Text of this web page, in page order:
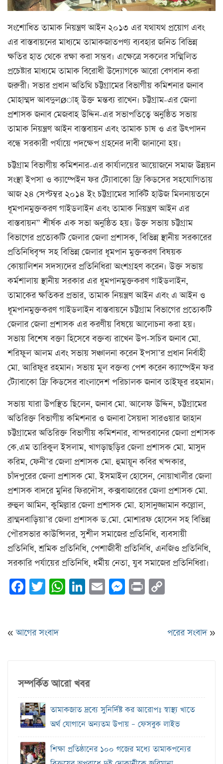
সংশোধিত তামাক নিয়ন্ত্রণ আইন ২০১৩ এর যথাযথ প্রয়োগ এবং
এর বাস্তবায়নের মাধ্যমে তামাকজাতপণ্য ব্যবহার জনিত বিভিন্ন
ক্ষতির হাত থেকে রক্ষা করা সম্ভব। এক্ষেত্রে সকলের সম্মিলিত
প্রচেষ্টার মাধ্যমে তামাক বিরোধী উদ্যোগকে আরো বেগবান করা
জরুরী। সভার প্রধান অতিথি চট্টগ্রামের বিভাগীয় কমিশনার জনাব
মোহাম্মদ আবদুলøাহ্ উক্ত মন্তব্য রাখেন। চট্টগ্রাম-এর জেলা
প্রশাসক জনাব মেজবাহ উদ্দিন-এর সভাপতিত্বে অনুষ্ঠিত সভায়
তামাক নিয়ন্ত্রণ আইন বাস্তবায়ন এবং তামাক চাষ ও এর উৎপাদন
বন্ধে সরকারী পর্যায়ে পদক্ষেপ গ্রহনের দাবী জানানো হয়।
চট্টগ্রাম বিভাগীয় কমিশনার-এর কার্যালয়ের আয়োজনে সমাজ উন্নয়ন
সংস্থা ইপসা ও ক্যাম্পেইন ফর ট্যোবাকো ফ্রি কিডসের সহযোগিতায়
আজ ২৪ সেপ্টম্বর ২০১৪ ইং চট্টগ্রামের সার্কিট হাউজ মিলনায়তনে
ধূমপানমুক্তকরণ গাইডলাইন এবং তামাক নিয়ন্ত্রণ আইন এর
বাস্তবায়ন” শীর্ষক এক সভা অনুষ্ঠিত হয়। উক্ত সভায় চট্টগ্রাম
বিভাগের প্রত্যেকটি জেলার জেলা প্রশাসক, বিভিন্ন স্থানীয় সরকারের
প্রতিনিধিবৃন্দ সহ বিভিন্ন জেলার ধূমপান মুক্তকরণ বিষয়ক
কোয়ালিশন সদস্যদের প্রতিনিধিরা অংশগ্রহণ করেন। উক্ত সভায়
কর্মশালায় স্থানীয় সরকার এর ধূমপানমুক্তকরণ গাইডলাইন,
তামাকের ক্ষতিকর প্রভার, তামাক নিয়ন্ত্রণ আইন এবং এ আইন ও
ধূমপানমুক্তকরণ গাইডলাইন বাস্তবায়নে চট্টগ্রাম বিভাগের প্রত্যেকটি
জেলার জেলা প্রশাসক এর করণীয় বিষয়ে আলোচনা করা হয়।
সভায় বিশেষ বক্তা হিসেবে বক্তব্য রাখেন উপ-সচিব জনাব মো.
শরিফুল আলম এবং সভায় সঞ্চালনা করেন ইপসা’র প্রধান নির্বাহী
মো. আরিফুর রহমান। সভায় মূল বক্তব্য পেশ করেন ক্যাম্পেইন ফর
ট্যোবাকো ফ্রি কিডসের বাংলাদেশ পরিচালক জনাব তাইফুর রহমান।
সভায় যারা উপস্থিত ছিলেন, জনাব মো. আলেফ উদ্দিন, চট্টগ্রামের
অতিরিক্ত বিভাগীয় কমিশনার ও জনাবা সৈয়দা সারওয়ার জাহান
চট্টগ্রামের অতিরিক্ত বিভাগীয় কমিশনার, বান্দরবানের জেলা প্রশাসক
কে.এম তারিকুল ইসলাম, খাগড়াছড়ির জেলা প্রশাসক মো. মাসুদ
করিম, ফেনী’র জেলা প্রশাসক মো. হুমায়ূন কবির খন্দকার,
চাঁদপুরের জেলা প্রশাসক মো. ইসমাইল হোসেন, নোয়াখালীর জেলা
প্রশাসক বাদরে মুনির ফিরদৌস, কক্সবাজারের জেলা প্রশাসক মো.
রুহুল আমিন, কুমিল্লার জেলা প্রশাসক মো. হাসানুজ্জামান কল্লোল,
ব্রাম্মনবাড়িয়া’র জেলা প্রশাসক ড.মো. মোশারফ হোসেন সহ বিভিন্ন
পৌরসভার কাউন্সিলর, সুশীল সমাজের প্রতিনিধি, ব্যবসায়ী
প্রতিনিধি, শ্রমিক প্রতিনিধি, পেশাজীবী প্রতিনিধি, এনজিও প্রতিনিধি,
সরকারি পর্যায়ের প্রতিনিধি, ধর্মীয় নেতা, যুব সমাজের প্রতিনিধিরা।
Facebook
Twitter
WhatsApp
LinkedIn
EmailMessenger
Print
«আগের সংবাদ পরের সংবাদ»
সম্পর্কিত আরো খবর
তামাকজাত দ্রব্যে সুনির্দিষ্ট কর আরোপঃ স্বাস্থ্য খাতে
অর্থ যোগানে অন্যতম উপায় – ফেসবুক লাইভ
শিক্ষা প্রতিষ্ঠানের ১০০ গজের মধ্যে তামাকপন্যের